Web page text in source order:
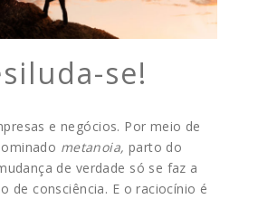
se!
e negócios. Por meio de
metanoia, parto do
de verdade só se faz a
de consciência. E o raciocínio é